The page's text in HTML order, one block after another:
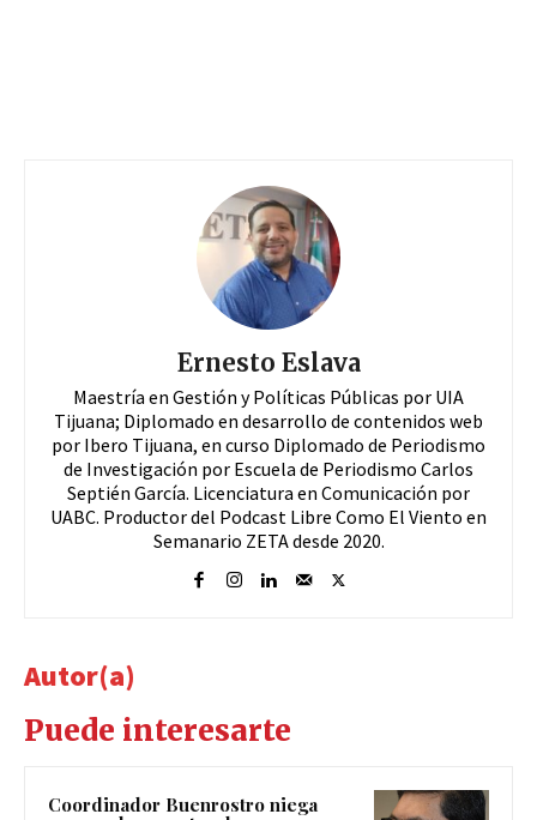
Ernesto Eslava
Maestría en Gestión y Políticas Públicas por UIA
Tijuana; Diplomado en desarrollo de contenidos web
por Ibero Tijuana, en curso Diplomado de Periodismo
de Investigación por Escuela de Periodismo Carlos
Septién García. Licenciatura en Comunicación por
UABC. Productor del Podcast Libre Como El Viento en
Semanario ZETA desde 2020.
Autor(a)
Puede interesarte
Coordinador Buenrostro niega